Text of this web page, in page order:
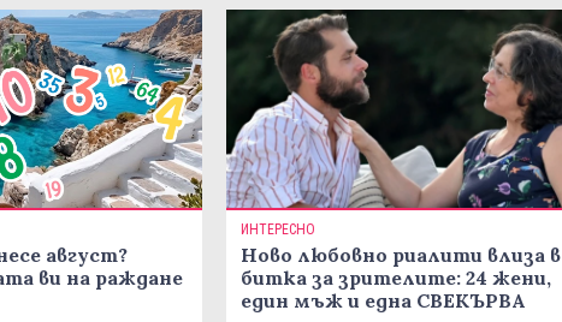
август?
ви на ражданe
ИНТЕРЕСНО
Ново любовно риалити влиза в
битка за зрителите: 24 жени,
един мъж и една СВЕКЪРВА